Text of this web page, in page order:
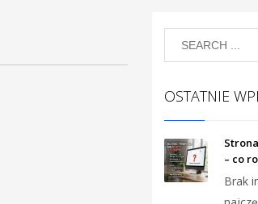
OSTATNIE
– co
Brak